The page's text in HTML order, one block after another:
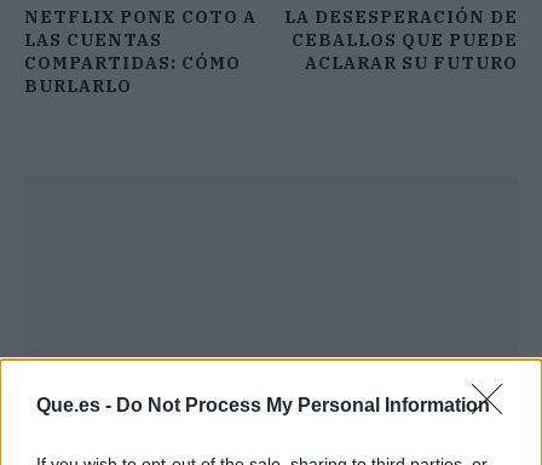
Que.es - Do Not Process My Personal Information
NETFLIX PONE COTO A
LAS CUENTAS
COMPARTIDAS: CÓMO
BURLARLO
LA DESESPERACIÓN DE
CEBALLOS QUE PUEDE
ACLARAR SU FUTURO